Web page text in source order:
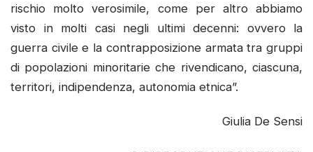
rischio molto verosimile, come per altro abbiamo
visto in molti casi negli ultimi decenni: ovvero la
guerra civile e la contrapposizione armata tra gruppi
di popolazioni minoritarie che rivendicano, ciascuna,
territori, indipendenza, autonomia etnica”.
Giulia De Sensi